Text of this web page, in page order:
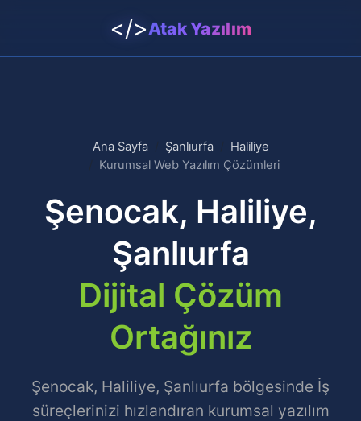
</>Atak Yazılım
Ana Sayfa Şanlıurfa
Haliliye
Kurumsal Web Yazılım Çözümleri
Şenocak, Haliliye,
Şanlıurfa
Dijital Çözüm
Ortağınız
Şenocak, Haliliye, Şanlıurfa bölgesinde İş
süreçlerinizi hızlandıran kurumsal yazılım